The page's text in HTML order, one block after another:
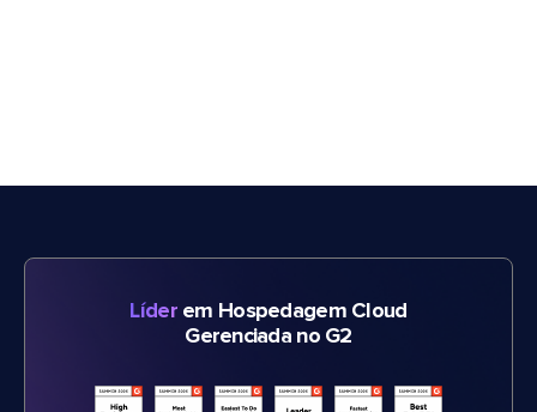
Líderem Hospedagem Cloud
Gerenciada no G2